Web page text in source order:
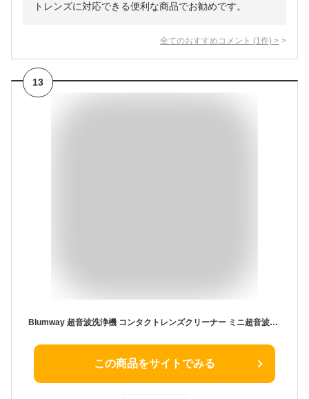
トレンズに対応できる便利な商品でお勧めです。
全てのおすすめコメント (1 件) >
13
Blumway 超音波洗浄機 コンタクトレンズクリーナー ミニ超音波洗浄器 58000HZ 脂質汚れ洗浄 蛋白除去 USB充電式 コンパクトで携帯便利 遠足、野営、キャンプ、日常生活必需品 日本語取説付き【ホワイト】
この商品をサイトでみる